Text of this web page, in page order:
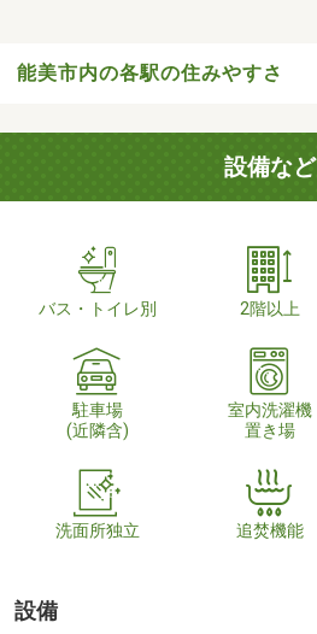
能美市内の各駅の住みやすさ
設備など
バス・トイレ別 2階以上
駐車場
(近隣含)
室内洗濯機
置き場
洗面所独立 追焚機能
設備